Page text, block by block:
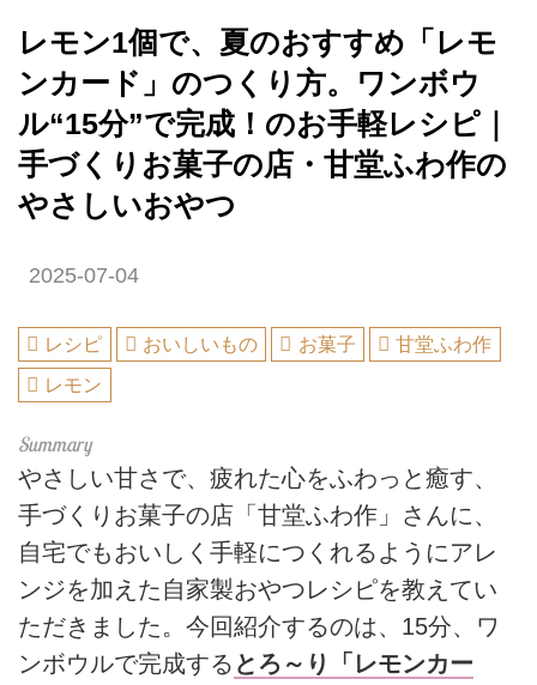
レモン1個で、夏のおすすめ「レモ
ンカード」のつくり方。ワンボウ
ル“15分”で完成！のお手軽レシピ｜
手づくりお菓子の店・甘堂ふわ作の
やさしいおやつ
2025-07-04
レシピ おいしいもの お菓子
甘堂ふわ作
レモン
やさしい甘さで、疲れた心をふわっと癒す、
手づくりお菓子の店「甘堂ふわ作」さんに、
自宅でもおいしく手軽につくれるようにアレ
ンジを加えた自家製おやつレシピを教えてい
ただきました。今回紹介するのは、15分、ワ
ンボウルで完成する とろ～り「レモンカー